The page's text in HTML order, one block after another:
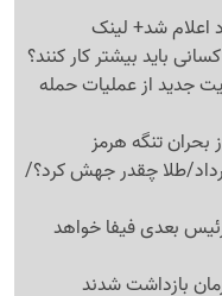
باید بیشتر کار کنند؟
روایت جدید از عملیات حمله
تنگه هرمز
طلا و سکه امروز پنجشنبه 15 مرداد/طلا چقدر جهش کرد؟/
رئیس بعدی فیفا خواهد